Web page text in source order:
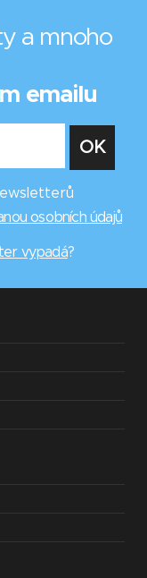
a mnoho
emailu
osobních údajů
vypadá?